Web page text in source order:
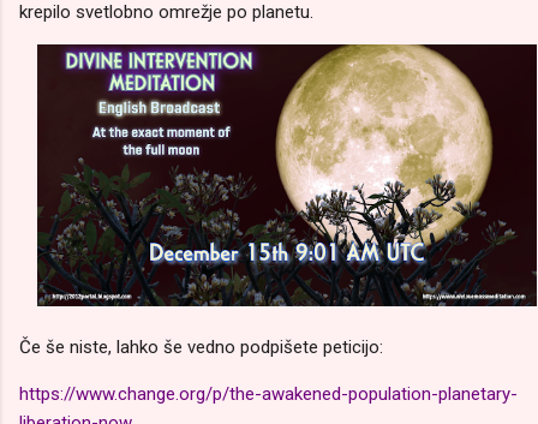
krepilo svetlobno omrežje po planetu.
Če še niste, lahko še vedno podpišete peticijo:
https://www.change.org/p/the-awakened-population-planetary-